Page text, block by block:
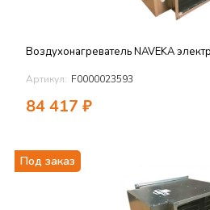
Воздухонагреватель NAVEKA
Артикул: F0000023593
84 417 ₽
Под заказ